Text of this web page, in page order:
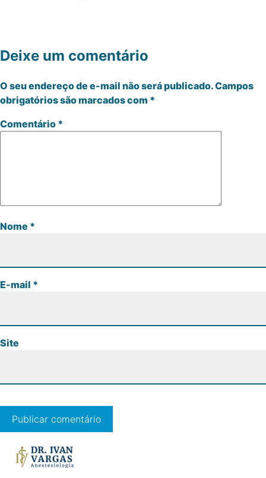
Deixe um comentário
O seu endereço de e-mail não será publicado.Campos
obrigatórios são marcados com *
Comentário *
Nome *
E-mail *
Site